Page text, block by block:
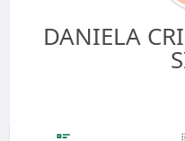
DANIELA